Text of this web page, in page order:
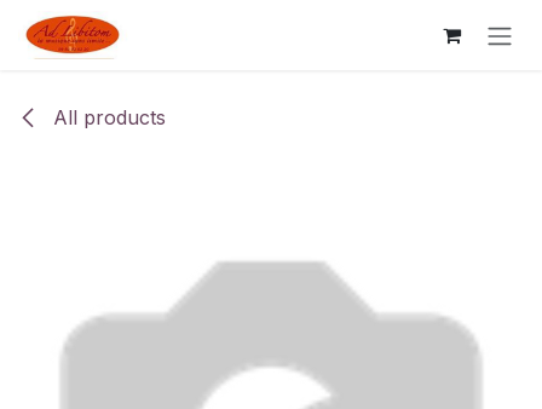
Skip to Content
All products